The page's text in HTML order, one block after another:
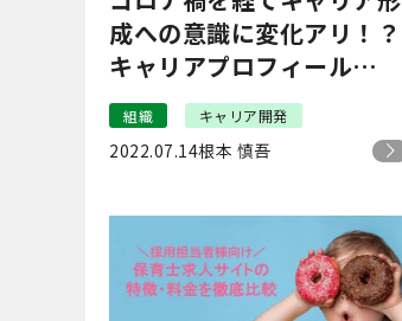
成への意識に変化アリ！？
キャリアプロフィール
「Eight」の調査結果を解
説｜Sansan株式会社
組織 キャリア開発
2022.07.14根本 慎吾